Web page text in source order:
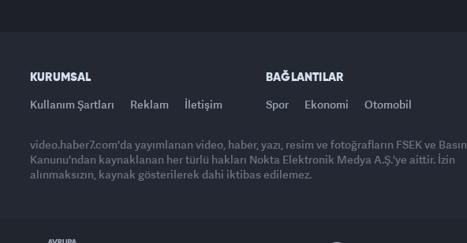
KURUMSAL
Kullanım Şartları Reklam İletişim
BAĞLANTILAR
Spor Ekonomi Otomobil
video.haber7.com'da yayımlanan video, haber, yazı, resim ve fotoğrafların FSEK ve Basın
Kanunu'ndan kaynaklanan her türlü hakları Nokta Elektronik Medya A.Ş.'ye aittir. İzin
alınmaksızın, kaynak gösterilerek dahi iktibas edilemez.